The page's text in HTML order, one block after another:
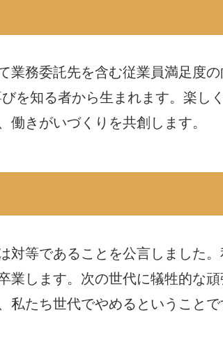
業務委託先を含む従業員満足度の
を知る者から生まれます。楽し
きがいづくりを共創します。
等であることを公言しました。
業します。次の世代に犠牲的な
たち世代でやめるということで